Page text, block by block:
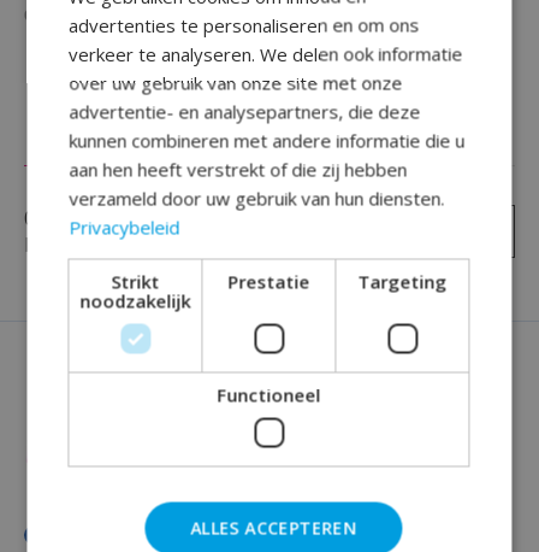
Beschikbaarheid in de winkel controleren
Reviews (0)
0 sterren op basis van
0
beoordelingen
advertenties te personaliseren en om ons
verkeer te analyseren. We delen ook informatie
over uw gebruik van onze site met onze
advertentie- en analysepartners, die deze
kunnen combineren met andere informatie die u
aan hen heeft verstrekt of die zij hebben
verzameld door uw gebruik van hun diensten.
Privacybeleid
Strikt
noodzakelijk
Prestatie Targeting
Functioneel
ALLES ACCEPTEREN